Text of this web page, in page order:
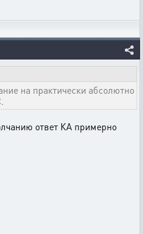
на практически абсолютно
ответ КА примерно